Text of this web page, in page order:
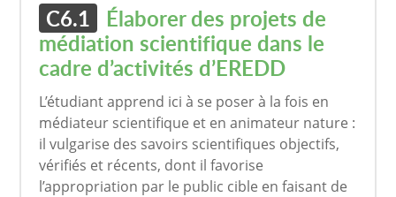
C6.1
Élaborer des projets de
médiation scientifique dans le
cadre d’activités d’EREDD
L’étudiant apprend ici à se poser à la fois en
médiateur scientifique et en animateur nature :
il vulgarise des savoirs scientifiques objectifs,
vérifiés et récents, dont il favorise
l’appropriation par le public cible en faisant de